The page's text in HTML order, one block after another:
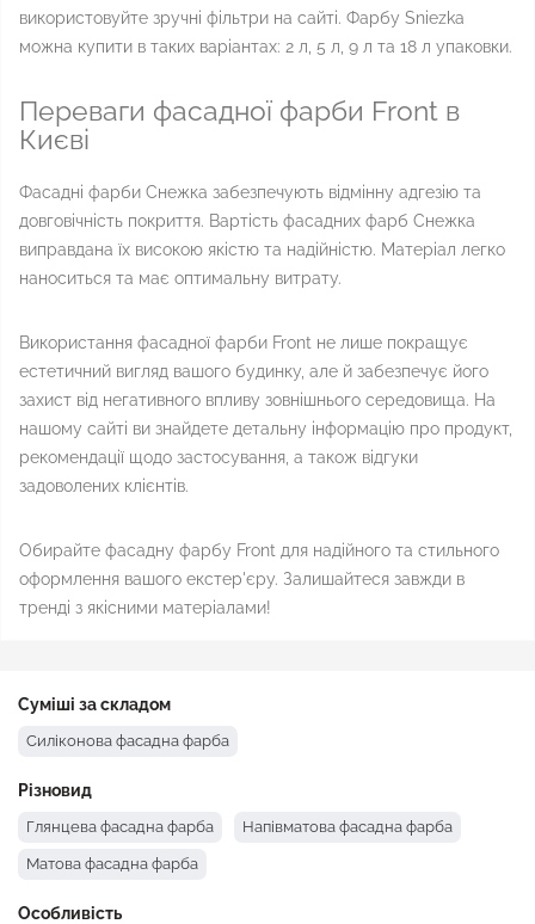
використовуйте зручні фільтри на сайті. Фарбу Sniezka
можна купити в таких варіантах: 2 л, 5 л, 9 л та 18 л упаковки.
Переваги фасадної фарби Front в
Києві
Фасадні фарби Снежка забезпечують відмінну адгезію та
довговічність покриття. Вартість фасадних фарб Снежка
виправдана їх високою якістю та надійністю. Матеріал легко
наноситься та має оптимальну витрату.
Використання фасадної фарби Front не лише покращує
естетичний вигляд вашого будинку, але й забезпечує його
захист від негативного впливу зовнішнього середовища. На
нашому сайті ви знайдете детальну інформацію про продукт,
рекомендації щодо застосування, а також відгуки
задоволених клієнтів.
Обирайте фасадну фарбу Front для надійного та стильного
оформлення вашого екстер'єру. Залишайтеся завжди в
тренді з якісними матеріалами!
Суміші за складом
Силіконова фасадна фарба
Різновид
Глянцева фасадна фарба Напівматова фасадна фарба
Матова фасадна фарба
Особливість